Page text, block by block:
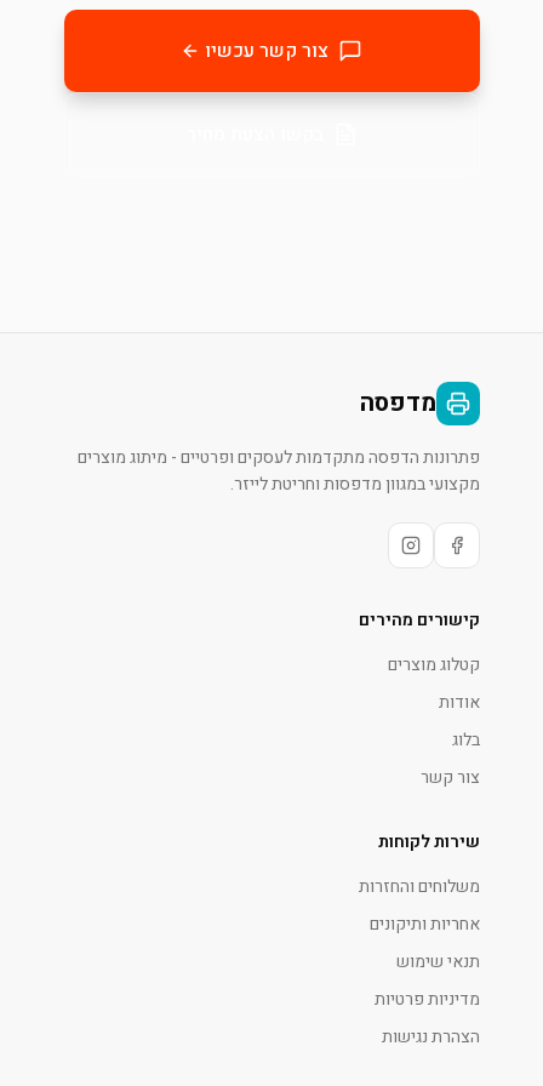
צור קשר עכשיו
מדפסה
פתרונות הדפסה מתקדמות לעסקים ופרטיים - מיתוג מוצרים
מקצועי במגוון מדפסות וחריטת לייזר.
קישורים מהירים
קטלוג מוצרים
אודות
בלוג
צור קשר
שירות לקוחות
משלוחים והחזרות
אחריות ותיקונים
תנאי שימוש
מדיניות פרטיות
הצהרת נגישות